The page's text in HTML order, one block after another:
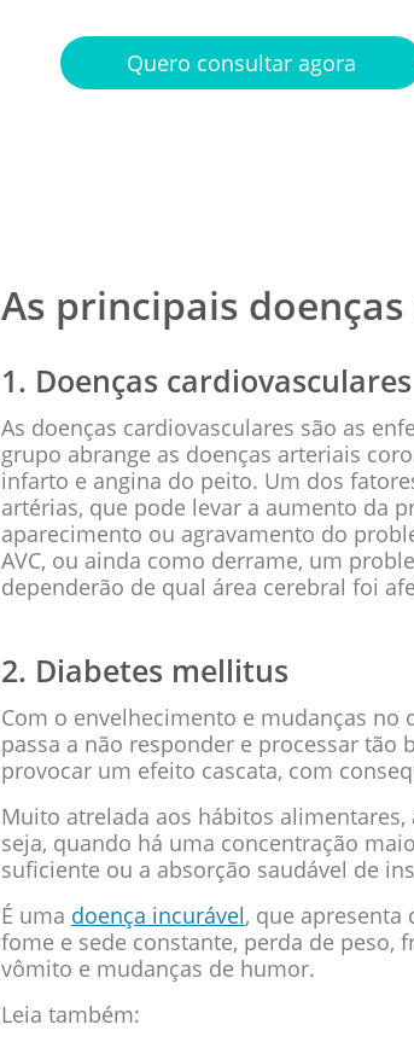
Quero consultar agora
As principais
1. Doenças cardiovasculares
As doenças cardiovasculares são as
grupo abrange as doenças arteriais
infarto e angina do peito. Um dos
artérias, que pode levar a aumento da
aparecimento ou agravamento do
AVC, ou ainda como derrame, um
dependerão de qual área cerebral foi
2. Diabetes mellitus
Com o envelhecimento e mudanças
passa a não responder e processar
provocar um efeito cascata, com
Muito atrelada aos hábitos
seja, quando há uma concentração
suficiente ou a absorção saudável de
É uma doença incurável, que apresenta
fome e sede constante, perda de peso,
vômito e mudanças de humor.
Leia também: